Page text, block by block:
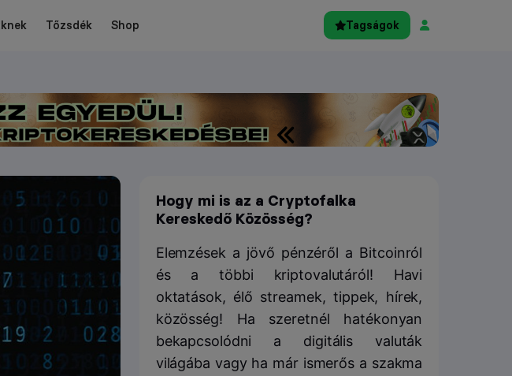
Tőzsdék Shop Tagságok
Hogy mi is az a Cryptofalka
Kereskedő Közösség?
Elemzések a jövő pénzéről a Bitcoinról
és a többi kriptovalutáról! Havi
oktatások, élő streamek, tippek, hírek,
közösség! Ha szeretnél hatékonyan
bekapcsolódni a digitális valuták
világába vagy ha már ismerős a szakma